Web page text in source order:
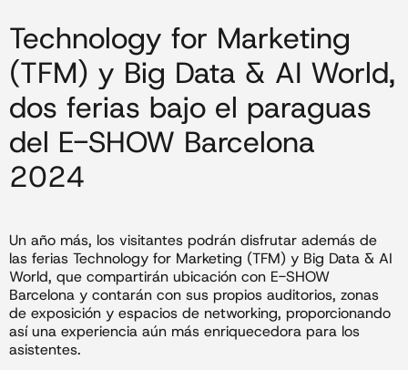
Technology for Marketing
(TFM) y Big Data & AI World,
dos ferias bajo el paraguas
del E-SHOW Barcelona
2024
Un año más, los visitantes podrán disfrutar además de
las ferias Technology for Marketing (TFM) y Big Data & AI
World, que compartirán ubicación con E-SHOW
Barcelona y contarán con sus propios auditorios, zonas
de exposición y espacios de networking, proporcionando
así una experiencia aún más enriquecedora para los
asistentes.